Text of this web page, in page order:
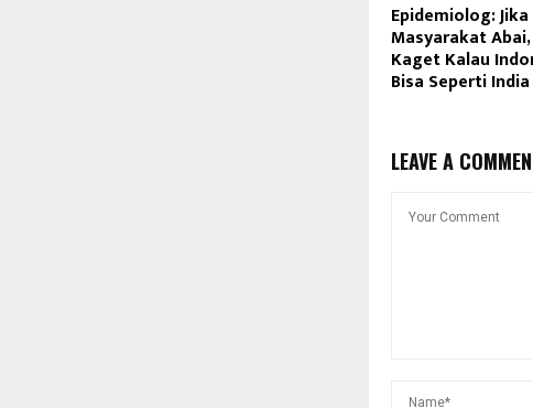
Epidemiolog: Jika
Masyarakat
Kaget Kalau
Bisa Seperti India
LEAVE A